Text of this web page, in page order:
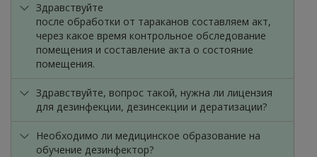
Здравствуйте
после обработки от тараканов составляем акт,
через какое время контрольное обследование
помещения и составление акта о состояние
помещения.
Здравствуйте, вопрос такой, нужна ли лицензия
для дезинфекции, дезинсекции и дератизации?
Необходимо ли медицинское образование на
обучение дезинфектор?